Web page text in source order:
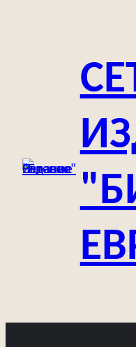
содержимому